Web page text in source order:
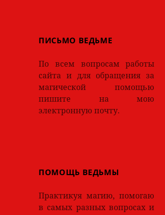
ПИСЬМО ВЕДЬМЕ
По всем вопросам работы
сайта и для обращения за
магической помощью
пишите на мою
электронную почту.
ПОМОЩЬ ВЕДЬМЫ
Практикуя магию, помогаю
в самых разных вопросах и